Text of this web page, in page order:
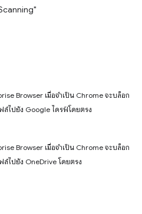
Browser เมื่อจำเป็น Chrome จะบล็อก
ล์ไปยัง Google ไดรฟ์โดยตรง
Browser เมื่อจำเป็น Chrome จะบล็อก
ล์ไปยัง OneDrive โดยตรง